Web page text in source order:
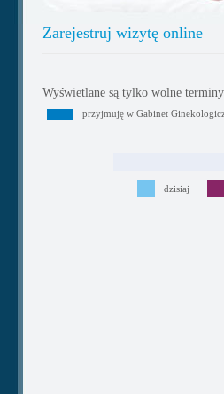
Zarejestruj wizytę online
Wyświetlane są tylko wolne terminy
przyjmuję w Gabinet
dzisiaj